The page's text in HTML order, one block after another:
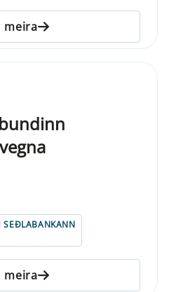
meira
SEÐLABANKANN
meira